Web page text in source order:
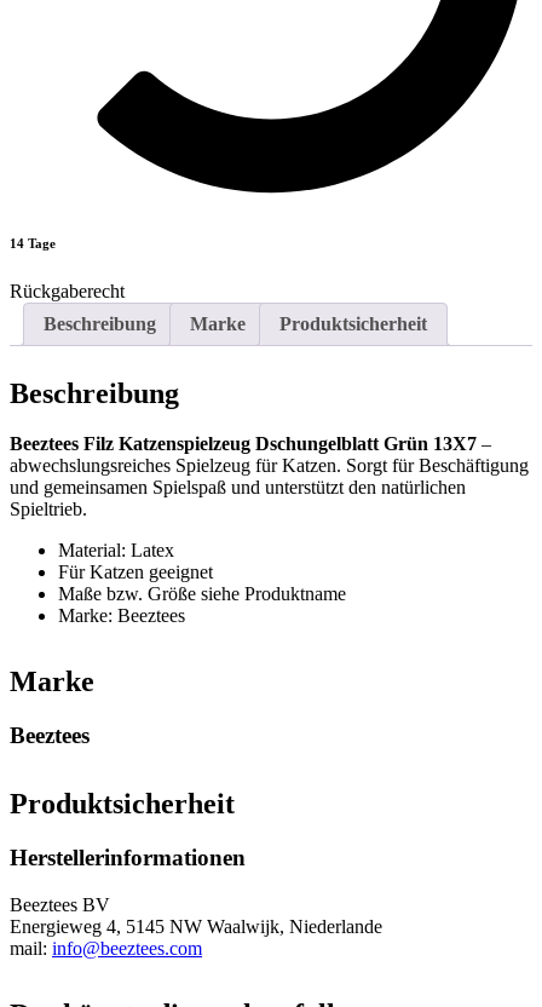
14 Tage
Rückgaberecht
Beschreibung
Marke Produktsicherheit
Beschreibung
Beeztees Filz Katzenspielzeug Dschungelblatt Grün 13X7 –
abwechslungsreiches Spielzeug für Katzen. Sorgt für Beschäftigung
und gemeinsamen Spielspaß und unterstützt den natürlichen
Spieltrieb.
Material: Latex
Für Katzen geeignet
Maße bzw. Größe siehe Produktname
Marke: Beeztees
Marke
Beeztees
Produktsicherheit
Herstellerinformationen
Beeztees BV
Energieweg 4, 5145 NW Waalwijk, Niederlande
mail: info@beeztees.com